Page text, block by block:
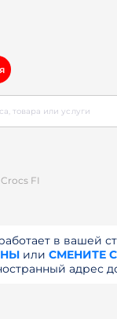
FI
в вашей
или СМЕНИТЕ
адрес